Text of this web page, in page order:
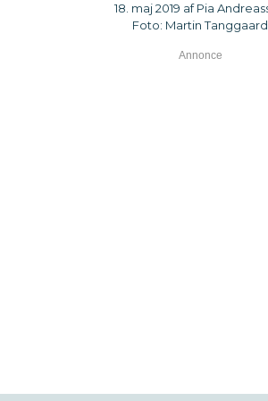
18. maj 2019 af Pia
Foto: Martin Tanggaard